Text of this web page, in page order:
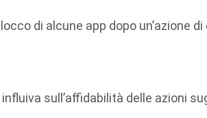
di alcune app dopo un’azione
sull’affidabilità delle azioni